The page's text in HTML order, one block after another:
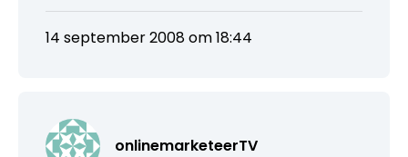
14 september 2008 om 18:44
onlinemarketeerTV